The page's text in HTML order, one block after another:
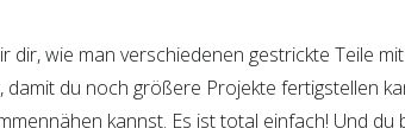
dir, wie man verschiedenen gestrickte Teile
damit du noch größere Projekte fertigstellen
kannst. Es ist total einfach! Und du